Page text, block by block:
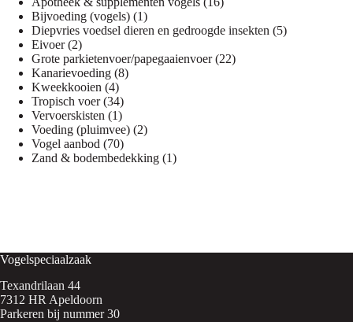
Bijvoeding (vogels) 11
product
Diepvries voedsel dieren en gedroogde insekten 55
Eivoer 22
producten
Grote parkietenvoer/papegaaienvoer 2222
Kanarievoeding 88
Kweekkooien 44
producten
Tropisch voer 3434
producten
Vervoerskisten 11
product
Voeding (pluimvee) 22
Vogel aanbod 7070
producten
Zand & bodembedekking 11
Vogelspeciaalzaak
Texandrilaan 44
7312 HR Apeldoorn
Parkeren bij nummer 30